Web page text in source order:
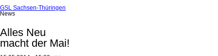
GSL Sachsen-Thüringen
News
Alles Neu
macht der Mai!